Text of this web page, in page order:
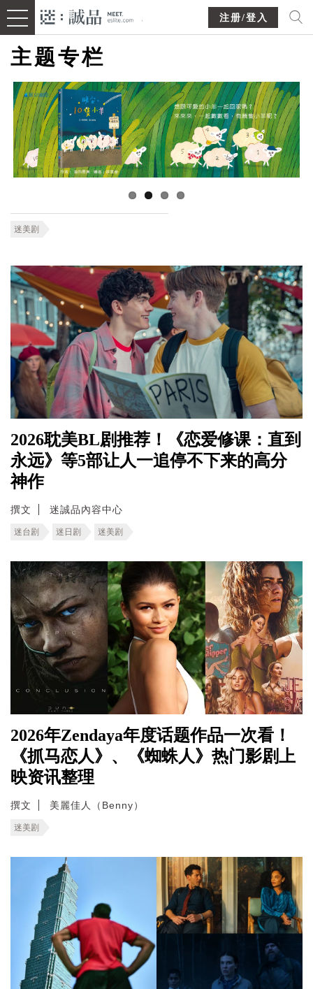
注册/登入
主题专栏
迷美剧
2026耽美BL剧推荐！《恋爱修课：直到
永远》等5部让人一追停不下来的高分
神作
撰文 迷誠品內容中心
迷台剧 迷日剧 迷美剧
2026年Zendaya年度话题作品一次看！
《抓马恋人》、《蜘蛛人》热门影剧上
映资讯整理
撰文 美麗佳人（Benny）
迷美剧